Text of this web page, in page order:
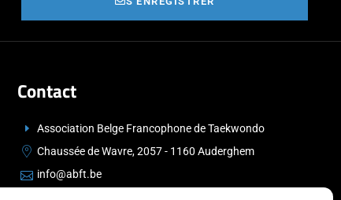
Contact
Association Belge Francophone de Taekwondo
Chaussée de Wavre, 2057 - 1160 Auderghem
info@abft.be